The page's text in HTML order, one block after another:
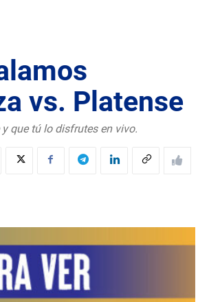
vs. Platense
que tú lo disfrutes en vivo.